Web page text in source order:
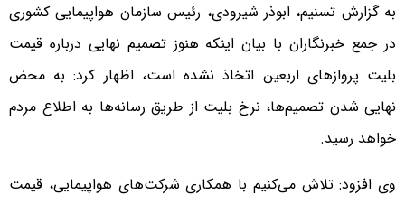
به گزارش تسنیم، ابوذر شیرودی، رئیس سازمان هواپیمایی کشوری
در جمع خبرنگاران با بیان اینکه هنوز تصمیم نهایی درباره قیمت
بلیت پروازهای اربعین اتخاذ نشده است، اظهار کرد: به محض
نهایی شدن تصمیم‌ها، نرخ بلیت از طریق رسانه‌ها به اطلاع مردم
خواهد رسید.
وی افزود: تلاش می‌کنیم با همکاری شرکت‌های هواپیمایی، قیمت